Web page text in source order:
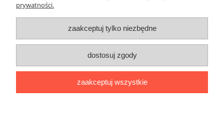
Moje konto
Płatności i dostawa
Informacje
prywatności.
zaakceptuj tylko niezbędne
dostosuj zgody
zaakceptuj wszystkie